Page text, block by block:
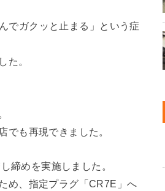
でガクッと止まる」という症
た。
でも再現できました。
締めを実施しました。
め、指定プラグ「CR7E」へ